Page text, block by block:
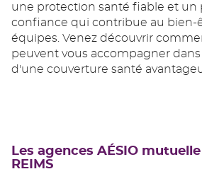
une protection santé fiable et un
confiance qui contribue au bien-
équipes. Venez découvrir
peuvent vous accompagner
d'une couverture santé
Les agences AÉSIO
REIMS